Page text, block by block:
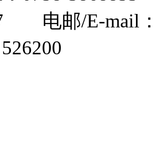
电邮/E-mail